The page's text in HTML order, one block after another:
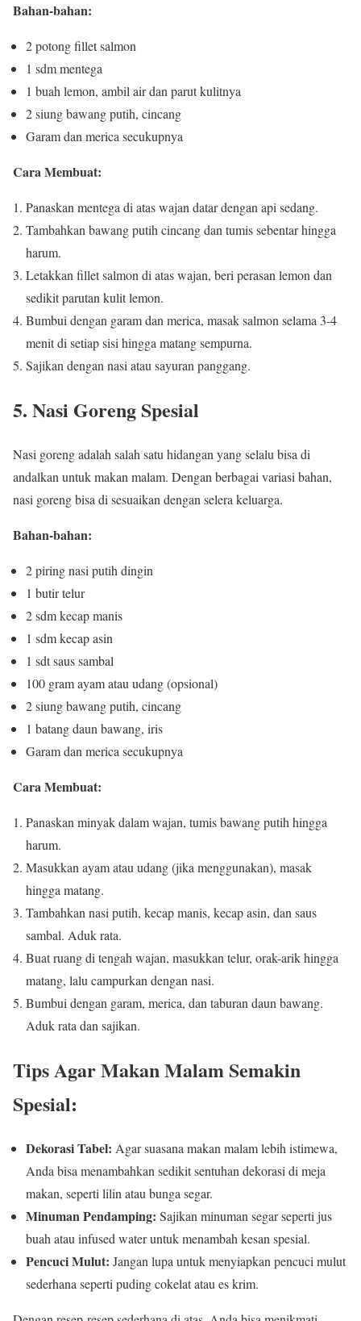
Bahan-bahan:
2 potong fillet salmon
1 sdm mentega
1 buah lemon, ambil air dan parut kulitnya
2 siung bawang putih, cincang
Garam dan merica secukupnya
Cara Membuat:
Panaskan mentega di atas wajan datar dengan api sedang.
Tambahkan bawang putih cincang dan tumis sebentar hingga
harum.
Letakkan fillet salmon di atas wajan, beri perasan lemon dan
sedikit parutan kulit lemon.
Bumbui dengan garam dan merica, masak salmon selama 3-4
menit di setiap sisi hingga matang sempurna.
Sajikan dengan nasi atau sayuran panggang.
5. Nasi Goreng Spesial
Nasi goreng adalah salah satu hidangan yang selalu bisa di
andalkan untuk makan malam. Dengan berbagai variasi bahan,
nasi goreng bisa di sesuaikan dengan selera keluarga.
Bahan-bahan:
2 piring nasi putih dingin
1 butir telur
2 sdm kecap manis
1 sdm kecap asin
1 sdt saus sambal
100 gram ayam atau udang (opsional)
2 siung bawang putih, cincang
1 batang daun bawang, iris
Garam dan merica secukupnya
Cara Membuat:
Panaskan minyak dalam wajan, tumis bawang putih hingga
harum.
Masukkan ayam atau udang (jika menggunakan), masak
hingga matang.
Tambahkan nasi putih, kecap manis, kecap asin, dan saus
sambal. Aduk rata.
Buat ruang di tengah wajan, masukkan telur, orak-arik hingga
matang, lalu campurkan dengan nasi.
Bumbui dengan garam, merica, dan taburan daun bawang.
Aduk rata dan sajikan.
Tips Agar Makan Malam Semakin
Spesial:
Dekorasi Tabel: Agar suasana makan malam lebih istimewa,
Anda bisa menambahkan sedikit sentuhan dekorasi di meja
makan, seperti lilin atau bunga segar.
Minuman Pendamping: Sajikan minuman segar seperti jus
buah atau infused water untuk menambah kesan spesial.
Pencuci Mulut: Jangan lupa untuk menyiapkan pencuci mulut
sederhana seperti puding cokelat atau es krim.